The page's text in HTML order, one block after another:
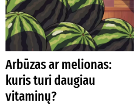
Arbūzas ar melionas:
kuris turi daugiau
vitaminų?